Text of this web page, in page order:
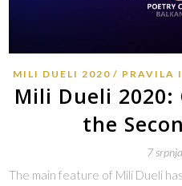
MILI DUELI 2020 PRAVILA
Mili Dueli
the
7
The main feature of Mili Dueli